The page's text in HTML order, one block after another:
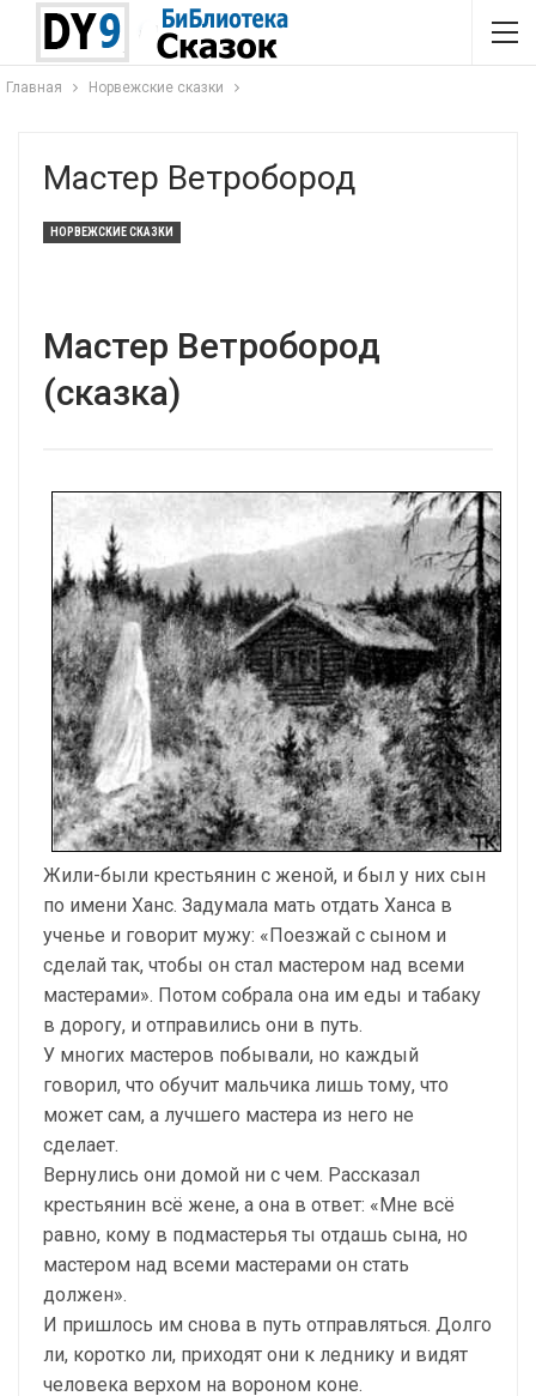
Главная Норвежские сказки
Мастер Ветробород
НОРВЕЖСКИЕ СКАЗКИ
Мастер Ветробород
(сказка)
Жили-были крестьянин с женой, и был у них сын
по имени Ханс. Задумала мать отдать Ханса в
ученье и говорит мужу: «Поезжай с сыном и
сделай так, чтобы он стал мастером над всеми
мастерами». Потом собрала она им еды и табаку
в дорогу, и отправились они в путь.
У многих мастеров побывали, но каждый
говорил, что обучит мальчика лишь тому, что
может сам, а лучшего мастера из него не
сделает.
Вернулись они домой ни с чем. Рассказал
крестьянин всё жене, а она в ответ: «Мне всё
равно, кому в подмастерья ты отдашь сына, но
мастером над всеми мастерами он стать
должен».
И пришлось им снова в путь отправляться. Долго
ли, коротко ли, приходят они к леднику и видят
человека верхом на вороном коне.